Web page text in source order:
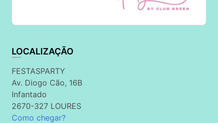
LOCALIZAÇÃO
FESTASPARTY
Av. Diogo Cão, 16B
Infantado
2670-327 LOURES
Como chegar?